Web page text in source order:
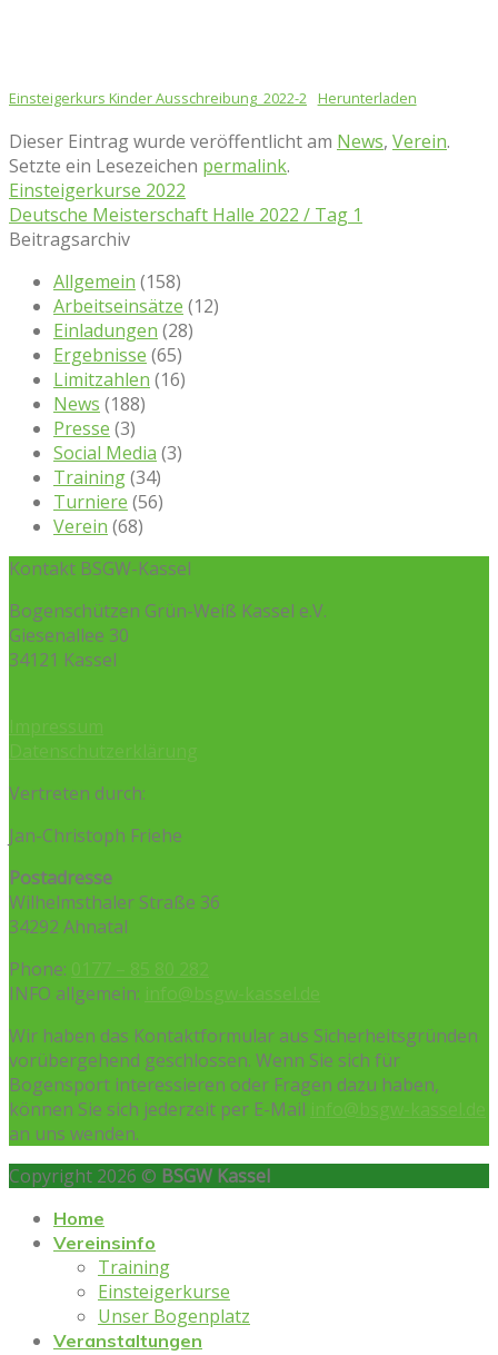
Einsteigerkurs Kinder Ausschreibung_2022-2 Herunterladen
Dieser Eintrag wurde veröffentlicht am News, Verein.
Setzte ein Lesezeichen permalink.
Einsteigerkurse 2022
Deutsche Meisterschaft Halle 2022 / Tag 1
Beitragsarchiv
Allgemein (158)
Arbeitseinsätze (12)
Einladungen (28)
Ergebnisse (65)
Limitzahlen (16)
News (188)
Presse (3)
Social Media (3)
Training(34)
Turniere (56)
Verein (68)
Kontakt BSGW-Kassel
Bogenschützen Grün-Weiß Kassel e.V.
Giesenallee 30
34121 Kassel
Impressum
Datenschutzerklärung
Vertreten durch:
Jan-Christoph Friehe
Postadresse
Wilhelmsthaler Straße 36
34292 Ahnatal
Phone: 0177 – 85 80 282
INFO allgemein: info@bsgw-kassel.de
Wir haben das Kontaktformular aus Sicherheitsgründen
vorübergehend geschlossen. Wenn Sie sich für
Bogensport interessieren oder Fragen dazu haben,
können Sie sich jederzeit per E-Mail info@bsgw-kassel.de
an uns wenden.
Copyright 2026 © BSGW Kassel
Home
Vereinsinfo
Training
Einsteigerkurse
Unser Bogenplatz
Veranstaltungen